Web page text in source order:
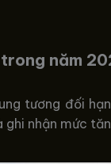
năm
tương đối
nhận mức